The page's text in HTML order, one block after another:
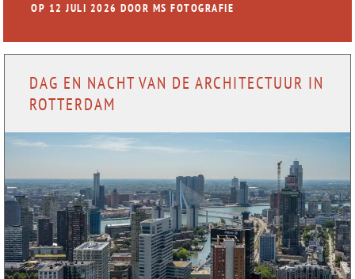
OP 12 JULI 2026 DOOR MS FOTOGRAFIE
DAG EN NACHT VAN DE ARCHITECTUUR IN
ROTTERDAM